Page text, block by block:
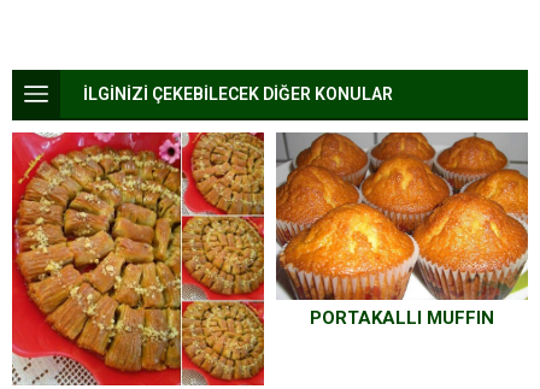
İLGİNİZİ ÇEKEBİLECEK DİĞER KONULAR
PORTAKALLI MUFFIN